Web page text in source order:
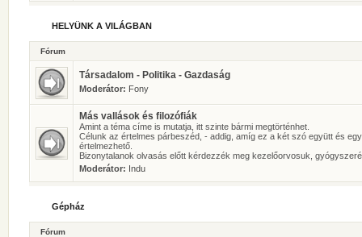
HELYÜNK A VILÁGBAN
Fórum
Társadalom - Politika - Gazdaság
Moderátor: Fony
Más vallások és filozófiák
Amint a téma címe is mutatja, itt szinte bármi megtörténhet.
Célunk az értelmes párbeszéd, - addig, amíg ez a két szó együtt és
értelmezhető.
Bizonytalanok olvasás előtt kérdezzék meg kezelőorvosuk,
Moderátor: Indu
Gépház
Fórum